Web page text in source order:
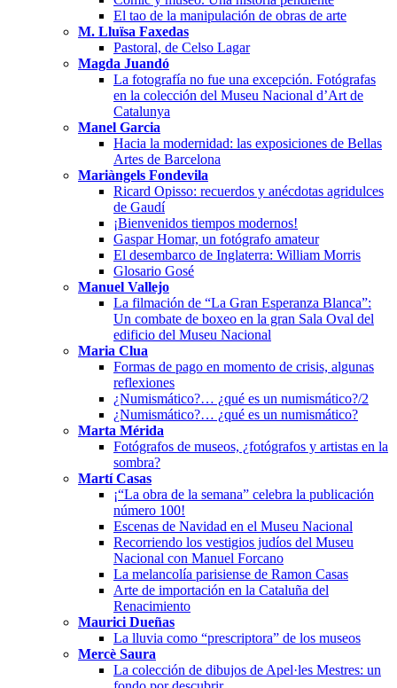
El tao de la manipulación de obras de arte
M. Lluïsa Faxedas
Pastoral, de Celso Lagar
Magda Juandó
La fotografía no fue una excepción. Fotógrafas
en la colección del Museu Nacional d’Art de
Catalunya
Manel Garcia
Hacia la modernidad: las exposiciones de Bellas
Artes de Barcelona
Mariàngels Fondevila
Ricard Opisso: recuerdos y anécdotas agridulces
de Gaudí
¡Bienvenidos tiempos modernos!
Gaspar Homar, un fotógrafo amateur
El desembarco de Inglaterra: William Morris
Glosario Gosé
Manuel Vallejo
La filmación de “La Gran Esperanza Blanca”:
Un combate de boxeo en la gran Sala Oval del
edificio del Museu Nacional
Maria Clua
Formas de pago en momento de crisis, algunas
reflexiones
¿Numismático?… ¿qué es un numismático?/2
¿Numismático?… ¿qué es un numismático?
Marta Mérida
Fotógrafos de museos, ¿fotógrafos y artistas en la
sombra?
Martí Casas
¡“La obra de la semana” celebra la publicación
número 100!
Escenas de Navidad en el Museu Nacional
Recorriendo los vestigios judíos del Museu
Nacional con Manuel Forcano
La melancolía parisiense de Ramon Casas
Arte de importación en la Cataluña del
Renacimiento
Maurici Dueñas
La lluvia como “prescriptora” de los museos
Mercè Saura
La colección de dibujos de Apel·les Mestres: un